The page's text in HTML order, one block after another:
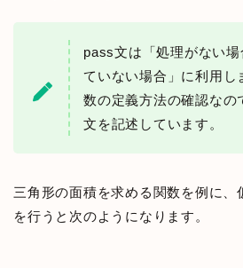
pass文は「処理がない
ていない場合」に利用し
数の定義方法の確認なの
文を記述しています。
三角形の面積を求める関数を例に、
を行うと次のようになります。